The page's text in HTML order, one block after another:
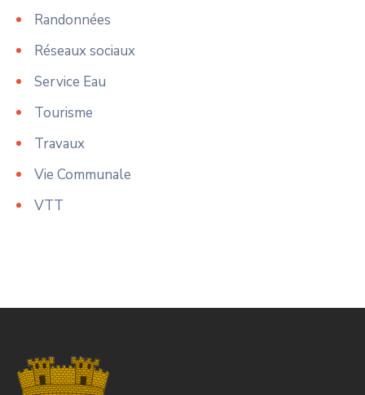
Randonnées
Réseaux sociaux
Service Eau
Tourisme
Travaux
Vie Communale
VTT